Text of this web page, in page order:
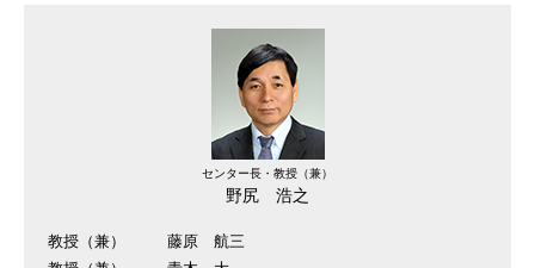
センター長・教授（兼）
野尻 浩之
教授（兼）
藤原 航三